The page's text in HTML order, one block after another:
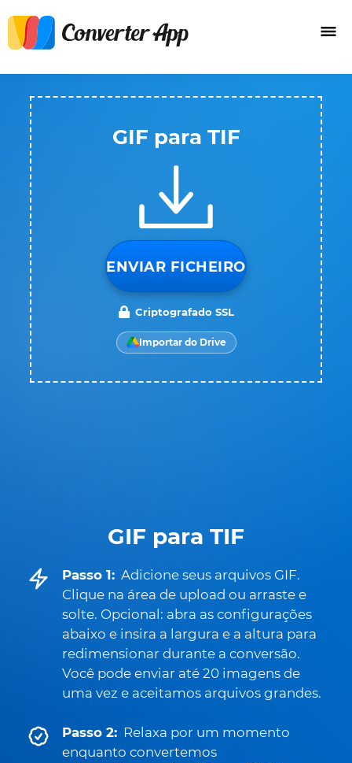
GIF para TIF
Passo 1: Adicione seus arquivos GIF.
Clique na área de upload ou arraste e
solte. Opcional: abra as configurações
abaixo e insira a largura e a altura para
redimensionar durante a conversão.
Você pode enviar até 20 imagens de
uma vez e aceitamos arquivos grandes.
Passo 2: Relaxa por um momento
enquanto convertemos
GIF para TIF
ENVIAR FICHEIRO
Criptografado SSL
Importar do Drive